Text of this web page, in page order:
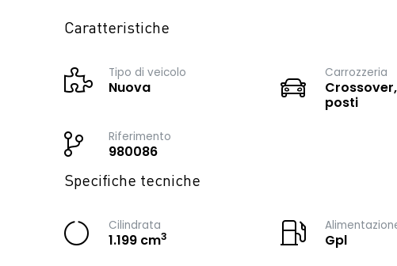
Caratteristiche
Tipo di veicolo
Nuova
Carrozzeria
posti
Riferimento
980086
Specifiche tecniche
Cilindrata
1.199 cm3 Gpl